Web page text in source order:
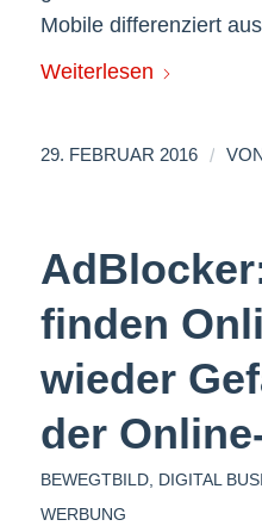
Mobile differenziert
Weiterlesen
29. FEBRUAR 2016 / VON
finden
wieder
der
BEWEGTBILD, DIGITAL
WERBUNG